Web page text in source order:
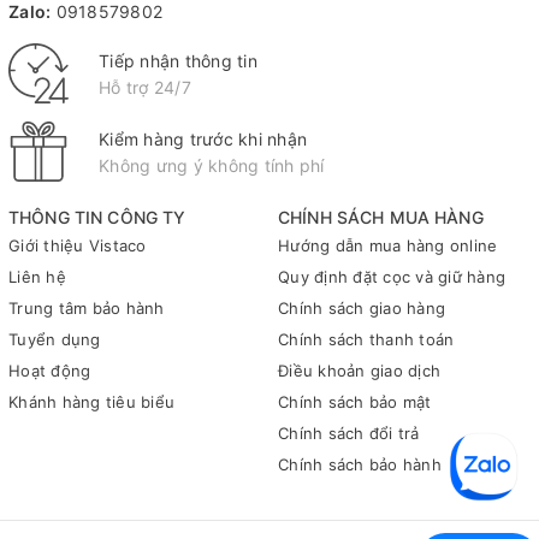
phong cách hơn. Sự hiện diện của nó trên bàn sẽ mang lại cảm
Tóm lại, hộp cắm bút Xukiva 192 hội tụ đầy đủ những yếu tố
cần thiết để trở thành một phần quan trọng trong bộ sưu tập
văn phòng phẩm của bạn: từ thiết kế hiện đại và đẹp mắt đến
chất liệu an toàn và tính năng tiện lợi. Nếu bạn đang tìm kiếm
một giải pháp để nâng cao hiệu quả công việc cũng như cải
thiện không gian sống của mình thì hãy trải nghiệm ngay sản
phẩm này.
Để biết thêm thông tin chi tiết hoặc nhận tư vấn về sản phẩm
khác, hãy liên hệ ngay với Vistaco - Văn phòng phẩm Bình
Dương qua số điện thoại 0911 548 289 (Zalo). Chúng tôi luôn
sẵn sàng hỗ trợ bạn!
THÔNG TIN CÔNG TY
Giới thiệu Vistaco
Liên hệ
Trung tâm bảo hành
Tuyển dụng
Hoạt động
Khánh hàng tiêu biểu
CHÍNH SÁCH MUA HÀNG
Hướng dẫn mua hàng online
Quy định đặt cọc và giữ hàng
Chính sách giao hàng
Chính sách thanh toán
Điều khoản giao dịch
Chính sách bảo mật
Chính sách đổi trả
Chính sách bảo hành
Zalo: 0918579802
Tiếp nhận thông tin
Hỗ trợ 24/7
Kiểm hàng trước khi nhận
Không ưng ý không tính phí